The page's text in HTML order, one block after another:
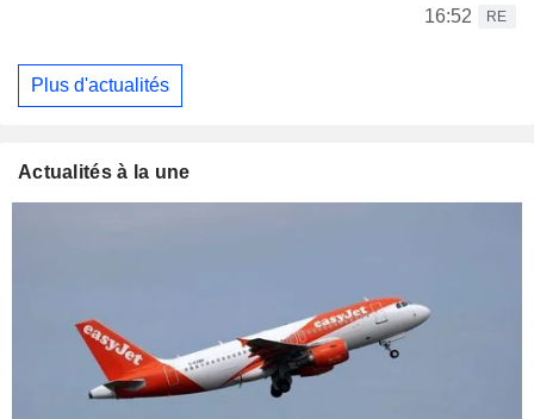
16:52
RE
Plus d'actualités
Actualités à la une